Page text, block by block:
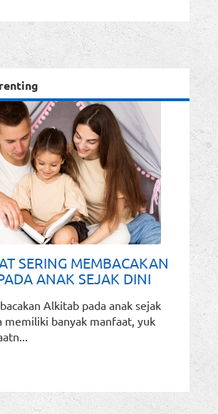
SERING MEMBACAKAN
ANAK SEJAK DINI
Alkitab pada anak sejak
memiliki banyak manfaat, yuk